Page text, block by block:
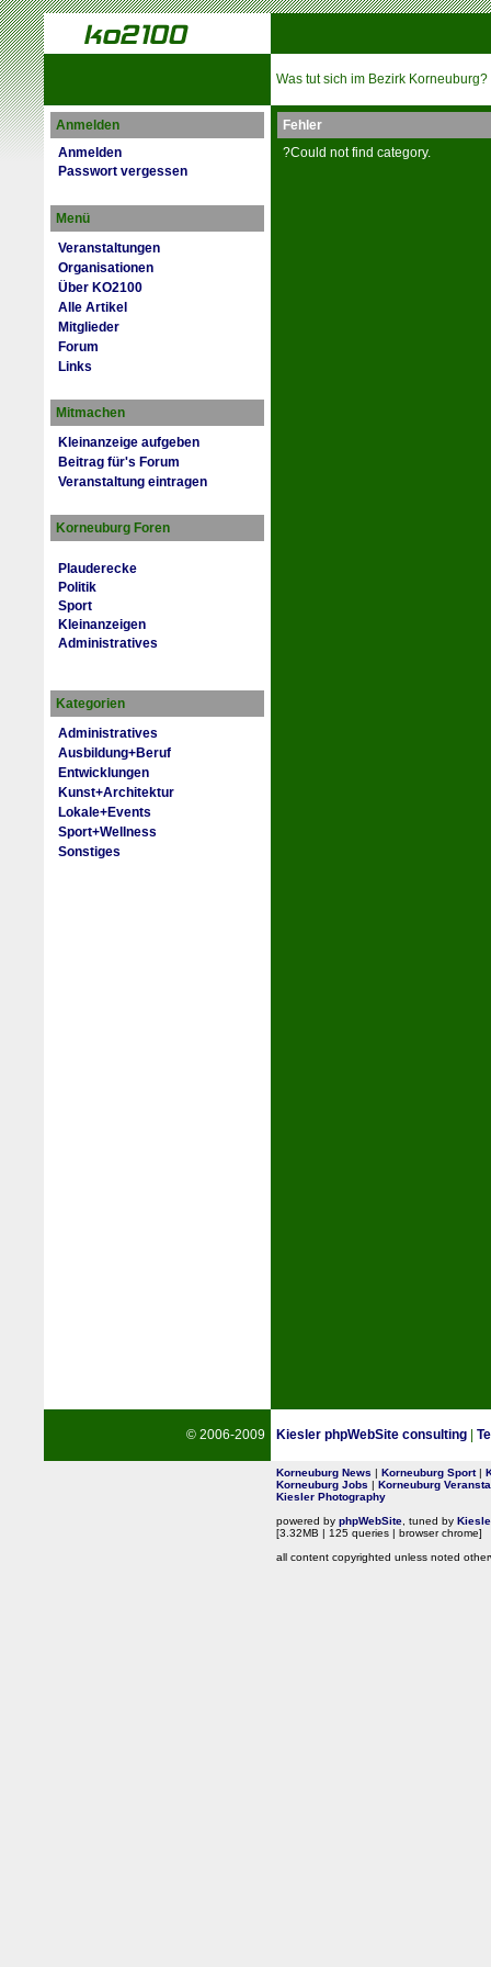
Was tut sich im Bezirk Korneuburg?
Anmelden
Anmelden
Passwort vergessen
Menü
Veranstaltungen
Organisationen
Über KO2100
Alle Artikel
Mitglieder
Forum
Links
Mitmachen
Kleinanzeige aufgeben
Beitrag für's Forum
Veranstaltung eintragen
Korneuburg Foren
Plauderecke
Politik
Sport
Kleinanzeigen
Administratives
Kategorien
Administratives
Ausbildung+Beruf
Entwicklungen
Kunst+Architektur
Lokale+Events
Sport+Wellness
Sonstiges
Fehler
?Could not find category.
© 2006-2009 Kiesler phpWebSite consulting
Korneuburg News | Korneuburg Sport|
Korneuburg Jobs | Korneuburg
Kiesler Photography
powered by phpWebSite , tuned by
[3.32MB | 125 queries | browser chrome]
all content copyrighted unless noted